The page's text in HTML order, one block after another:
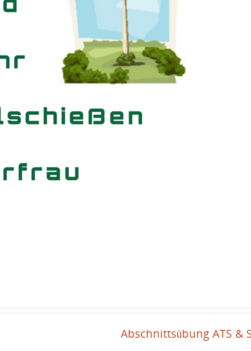
Abschnittsübung ATS &